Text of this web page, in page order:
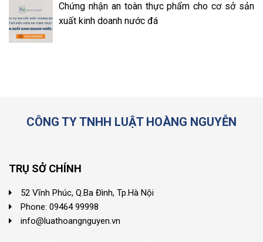
Chứng nhận an toàn thực phẩm cho cơ sở sản
xuất kinh doanh nước đá
CÔNG TY TNHH LUẬT HOÀNG NGUYỄN
TRỤ SỞ CHÍNH
52 Vĩnh Phúc, Q.Ba Đình, Tp.Hà Nội
Phone: 09464 99998
info@luathoangnguyen.vn